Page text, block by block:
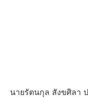
นายรัตนกุล สังขศิลา